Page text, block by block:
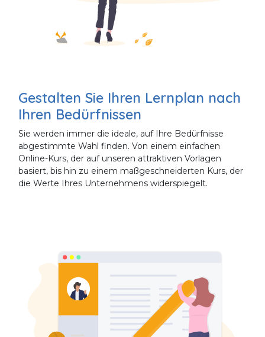
Gestalten Sie Ihren Lernplan nach
Ihren Bedürfnissen
Sie werden immer die ideale, auf Ihre Bedürfnisse
abgestimmte Wahl finden. Von einem einfachen
Online-Kurs, der auf unseren attraktiven Vorlagen
basiert, bis hin zu einem maßgeschneiderten Kurs, der
die Werte Ihres Unternehmens widerspiegelt.